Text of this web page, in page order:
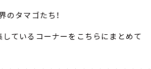
のタマゴたち！
しているコーナーをこちらにまとめて